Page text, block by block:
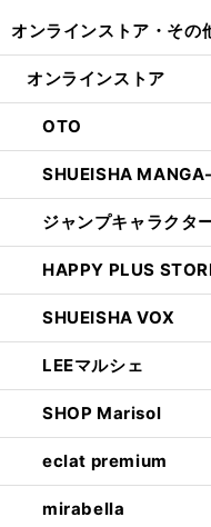
オンラインストア・ その
オンラインストア
OTO
SHUEISHA
ジャンプキャラクタ
HAPPY PLUS
SHUEISHA VOX
LEEマルシェ
SHOP Marisol
eclat premium
mirabella